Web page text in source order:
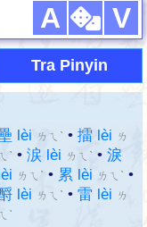
A V
Tra Pinyin
lèi ㄌㄟˋ • 擂 lèi ㄌ
ˋ • 涙 lèi ㄌㄟˋ • 淚
ㄌㄟˋ • 累 lèi ㄌㄟˋ •
lèi ㄌㄟˋ • 雷 lèi ㄌ
ˋ